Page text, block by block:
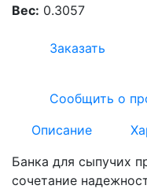
Вес: 0.3057
Заказать
Сообщить о
Описание
Банка для сыпучих
сочетание